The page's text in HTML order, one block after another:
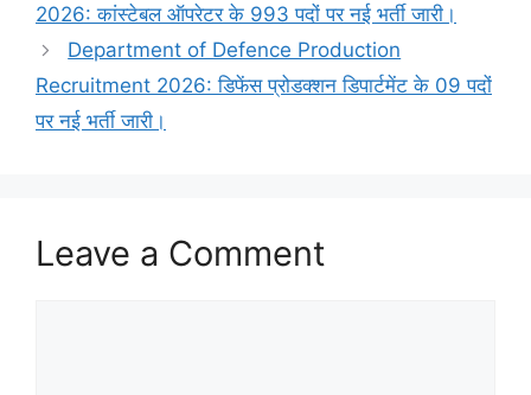
2026: कांस्टेबल ऑपरेटर के 993 पदों पर नई भर्ती जारी।
Department of Defence Production
Recruitment 2026: डिफेंस प्रोडक्शन डिपार्टमेंट के 09 पदों
पर नई भर्ती जारी।
Leave a Comment